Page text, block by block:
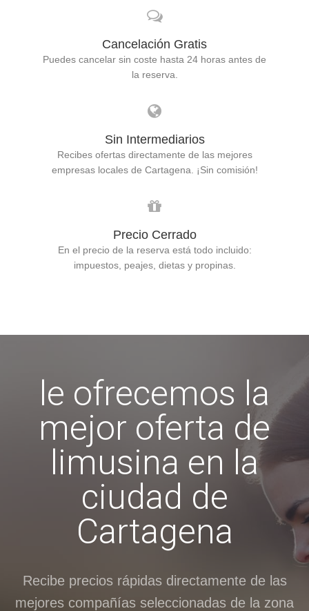
Cancelación Gratis
Puedes cancelar sin coste hasta 24 horas antes de
la reserva.
Sin Intermediarios
Recibes ofertas directamente de las mejores
empresas locales de Cartagena. ¡Sin comisión!
Precio Cerrado
En el precio de la reserva está todo incluido:
impuestos, peajes, dietas y propinas.
le ofrecemos la
mejor oferta de
limusina en la
ciudad de
Cartagena
Recibe precios rápidas directamente de las
mejores compañías seleccionadas de la zona